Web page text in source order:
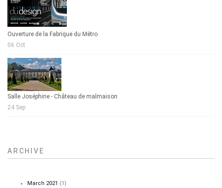
Ouverture de la Fabrique du Métro
06 Oct
Salle Joséphine - Château de malmaison
24 Sep
ARCHIVE
March 2021 (1)